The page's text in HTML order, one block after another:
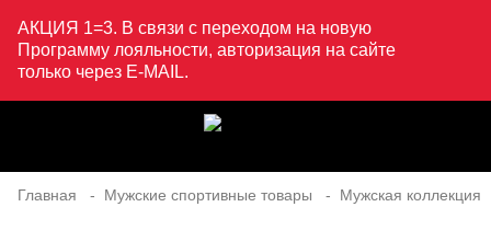
АКЦИЯ 1=3. В связи с переходом на новую
Программу лояльности, авторизация на сайте
только через E-MAIL.
Главная Мужские спортивные товары Мужская коллекция